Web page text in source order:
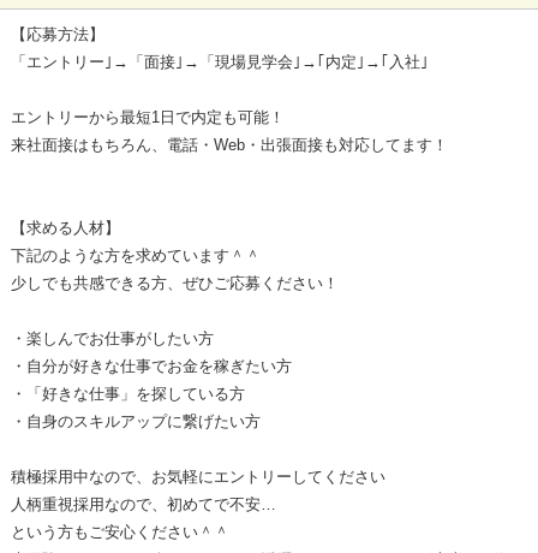
【応募方法】
「エントリー｣→「面接｣→「現場見学会｣→｢内定｣→｢入社｣
エントリーから最短1日で内定も可能！
来社面接はもちろん、電話・Web・出張面接も対応してます！
【求める人材】
下記のような方を求めています＾＾
少しでも共感できる方、ぜひご応募ください！
・楽しんでお仕事がしたい方
・自分が好きな仕事でお金を稼ぎたい方
・「好きな仕事」を探している方
・自身のスキルアップに繋げたい方
積極採用中なので、お気軽にエントリーしてください
人柄重視採用なので、初めてで不安…
という方もご安心ください＾＾